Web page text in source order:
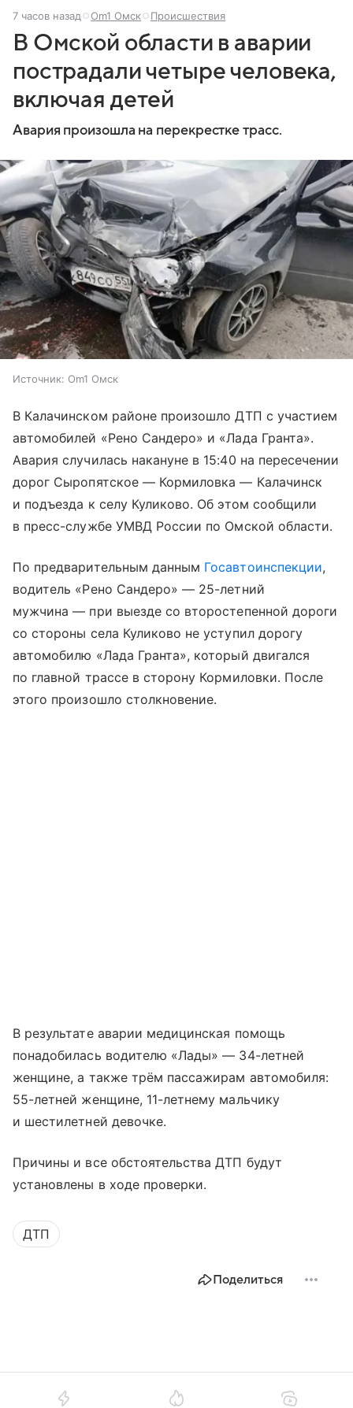
7 часов назад Om1 Омск Происшествия
В Омской области в аварии
пострадали четыре человека,
включая детей
Авария произошла на перекрестке трасс.
Источник: Om1 Омск
В Калачинском районе произошло ДТП с участием
автомобилей «Рено Сандеро» и «Лада Гранта».
Авария случилась накануне в 15:40 на пересечении
дорог Сыропятское — Кормиловка — Калачинск
и подъезда к селу Куликово. Об этом сообщили
в пресс-службе УМВД России по Омской области.
По предварительным данным Госавтоинспекции,
водитель «Рено Сандеро» — 25-летний
мужчина — при выезде со второстепенной дороги
со стороны села Куликово не уступил дорогу
автомобилю «Лада Гранта», который двигался
по главной трассе в сторону Кормиловки. После
этого произошло столкновение.
В результате аварии медицинская помощь
понадобилась водителю «Лады» — 34-летней
женщине, а также трём пассажирам автомобиля:
55-летней женщине, 11-летнему мальчику
и шестилетней девочке.
Причины и все обстоятельства ДТП будут
установлены в ходе проверки.
ДТП
Поделиться